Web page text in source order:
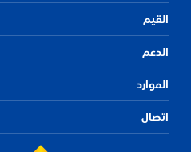
القيم
الدعم
الموارد
اتصال